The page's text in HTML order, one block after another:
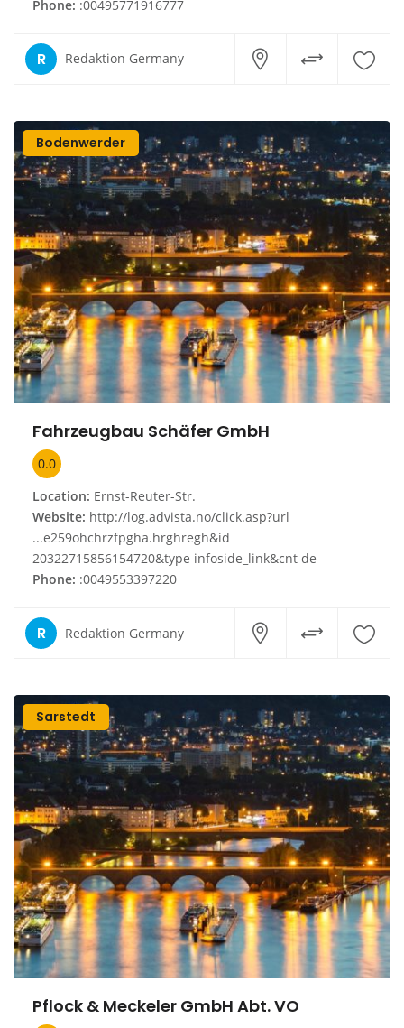
Phone: :00495771916777
R Redaktion Germany
Bodenwerder
Fahrzeugbau Schäfer GmbH
0.0
Location: Ernst-Reuter-Str.
Website: http://log.advista.no/click.asp?url
...e259ohchrzfpgha.hrghregh&id
20322715856154720&type infoside_link&cnt de
Phone: :0049553397220
R Redaktion Germany
Sarstedt
Pflock & Meckeler GmbH Abt. VO